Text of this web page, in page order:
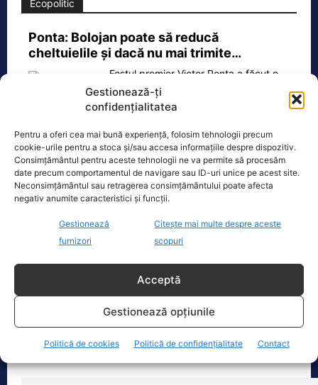
Gestionează-ți
confidențialitatea
Pentru a oferi cea mai bună experiență, folosim tehnologii precum
cookie-urile pentru a stoca și/sau accesa informațiile despre dispozitiv.
Consimțământul pentru aceste tehnologii ne va permite să procesăm
date precum comportamentul de navigare sau ID-uri unice pe acest site.
Neconsimțământul sau retragerea consimțământului poate afecta
negativ anumite caracteristici și funcții.
Gestionează
furnizori
Citește mai multe despre aceste
scopuri
Acceptă
Gestionează opțiunile
Politică de cookies Politică de confidențialitate Contact
Ecopolitic
Ponta: Bolojan poate să reducă
cheltuielile şi dacă nu mai trimite…
Fostul premier Victor Ponta a făcut o
serie de comentarii referitoare la
situația energetică a României. „Ideea
Oficiul de Știri
Cele 4 barje pentru redirecționarea Dunării către brațul
Bala vor fi…
Cele 4 barje vor fi scufundate vineri, 7
august. Autoritățile au intrat în linie
dreaptă cu una dintre cele mai[...]